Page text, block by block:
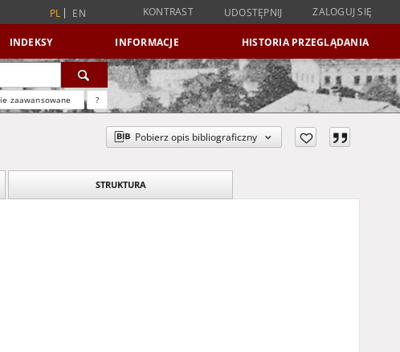
PL EN KONTRAST UDOSTĘPNIJ ZALOGUJ SIĘ
INDEKSY INFORMACJE HISTORIA PRZEGLĄDANIA
zaawansowane ?
Pobierz opis bibliograficzny
STRUKTURA